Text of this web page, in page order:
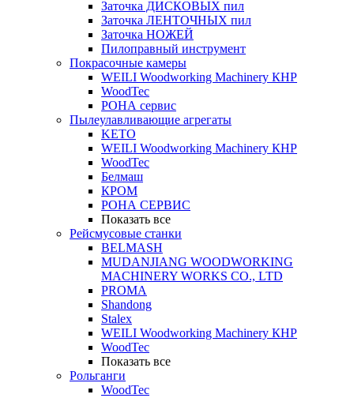
Заточка ДИСКОВЫХ пил
Заточка ЛЕНТОЧНЫХ пил
Заточка НОЖЕЙ
Пилоправный инструмент
Покрасочные камеры
WEILI Woodworking Machinery КНР
WoodTec
РОНА сервис
Пылеулавливающие агрегаты
KETO
WEILI Woodworking Machinery КНР
WoodTec
Белмаш
КРОМ
РОНА СЕРВИС
Показать все
Рейсмусовые станки
BELMASH
MUDANJIANG WOODWORKING
MACHINERY WORKS CO., LTD
PROMA
Shandong
Stalex
WEILI Woodworking Machinery КНР
WoodTec
Показать все
Рольганги
WoodTec